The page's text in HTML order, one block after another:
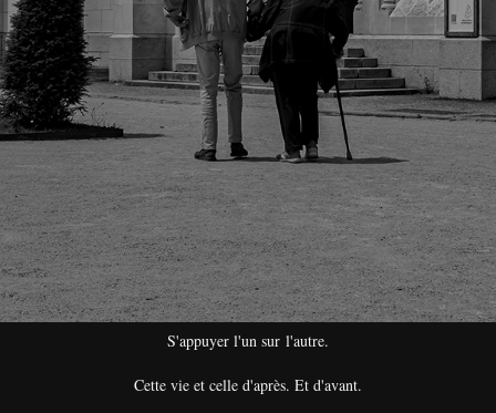
S'appuyer l'un sur l'autre.
Cette vie et celle d'après. Et d'avant.